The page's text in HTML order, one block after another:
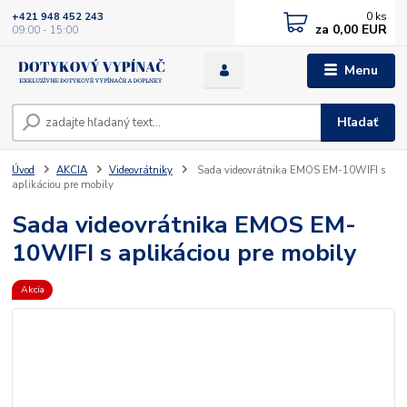
Menu
Hľadať
+421 948 452 243
09:00 - 15:00
0 ks
za 0,00 EUR
Úvod AKCIA Videovrátniky
Sada videovrátnika EMOS EM-10WIFI s
aplikáciou pre mobily
Sada videovrátnika EMOS EM-
10WIFI s aplikáciou pre mobily
Akcia